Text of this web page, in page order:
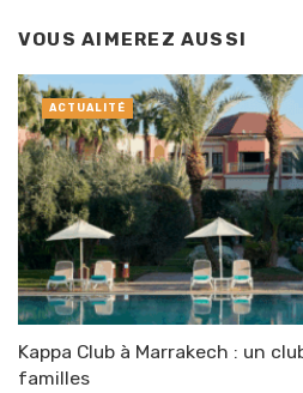
VOUS AIMEREZ AUSSI
Kappa Club à Marrakech : un
familles
ACTUALITÉ